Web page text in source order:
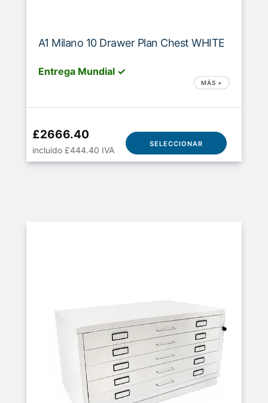
A1 Milano 10 Drawer Plan Chest WHITE
Entrega Mundial ✓
MÁS +
£2666.40
incluido £444.40 IVA
SELECCIONAR